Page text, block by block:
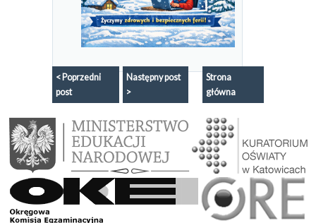
< Poprzedni
post
Następny post
>
Strona
główna